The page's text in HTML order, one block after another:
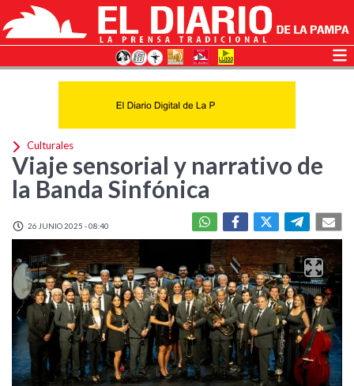
Culturales
Viaje sensorial y narrativo de
la Banda Sinfónica
26 JUNIO 2025 - 08:40